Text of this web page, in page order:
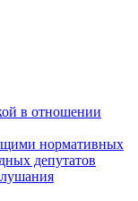
в отношении
нормативных
депутатов